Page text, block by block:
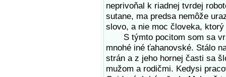
neprivoňal k riadnej tvrdej
sutane, ma predsa nemôže
slovo, a nie moc človeka,
S týmto pocitom som sa
mnohé iné ťahanovské. Stálo
strán a z jeho hornej časti sa
mužom a rodičmi. Kedysi